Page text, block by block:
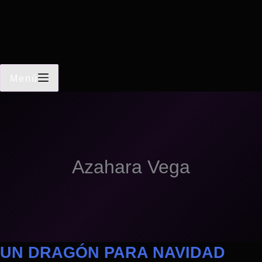
Menú
Azahara Vega
UN DRAGÓN PARA NAVIDAD